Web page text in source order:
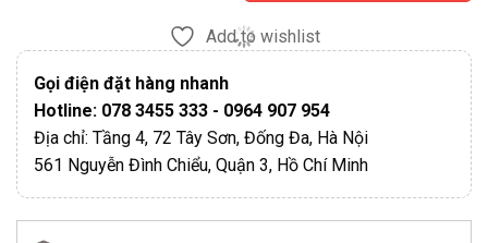
Add to wishlist
Gọi điện đặt hàng nhanh
Hotline: 078 3455 333 - 0964 907 954
Địa chỉ: Tầng 4, 72 Tây Sơn, Đống Đa, Hà Nội
561 Nguyễn Đình Chiểu, Quận 3, Hồ Chí Minh